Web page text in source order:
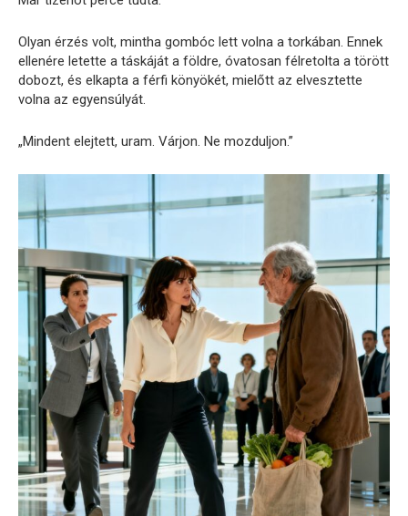
Olyan érzés volt, mintha gombóc lett volna a torkában. Ennek
ellenére letette a táskáját a földre, óvatosan félretolta a törött
dobozt, és elkapta a férfi könyökét, mielőtt az elvesztette
volna az egyensúlyát.
„Mindent elejtett, uram. Várjon. Ne mozduljon.”